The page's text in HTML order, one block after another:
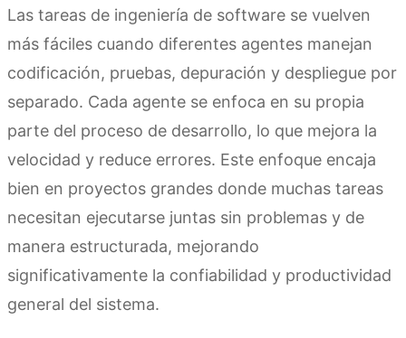
Las tareas de ingeniería de software se vuelven
más fáciles cuando diferentes agentes manejan
codificación, pruebas, depuración y despliegue por
separado. Cada agente se enfoca en su propia
parte del proceso de desarrollo, lo que mejora la
velocidad y reduce errores. Este enfoque encaja
bien en proyectos grandes donde muchas tareas
necesitan ejecutarse juntas sin problemas y de
manera estructurada, mejorando
significativamente la confiabilidad y productividad
general del sistema.